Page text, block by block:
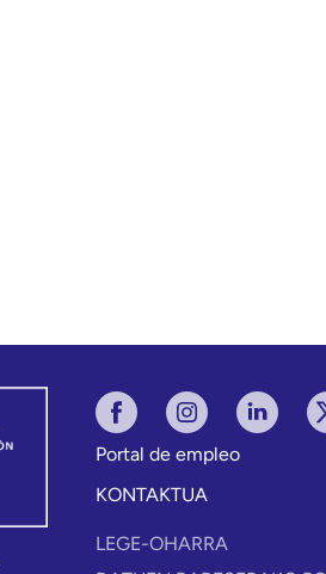
Portal de empleo
KONTAKTUA
LEGE-OHARRA